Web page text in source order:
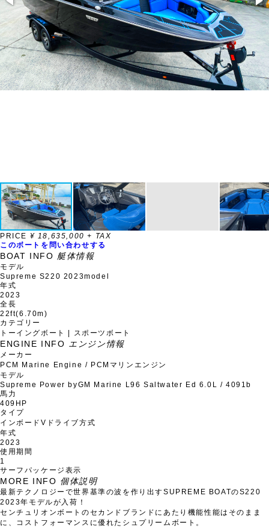
PRICE ¥ 18,635,000 + TAX
このボートを問い合わせする
BOAT INFO 艇体情報
モデル
Supreme S220 2023model
年式
2023
全長
22ft(6.70m)
カテゴリー
トーイングボート | スポーツボート
ENGINE INFO エンジン情報
メーカー
PCM Marine Engine / PCMマリンエンジン
モデル
Supreme Power byGM Marine L96 Saltwater Ed 6.0L / 4091b
馬力
409HP
タイプ
インボードVドライブ方式
年式
2023
使用期間
1
サーフパッケージ表示
MORE INFO 個体説明
最新テクノロジーで世界基準の波を作り出すSUPREME BOATのS220
2023年モデルが入荷！
センチュリオンボートのセカンドブランドにあたり機能性能はそのまま
に、コストフォーマンスに優れたシュプリームボート。